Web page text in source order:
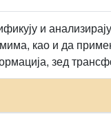
и
као и да
зед